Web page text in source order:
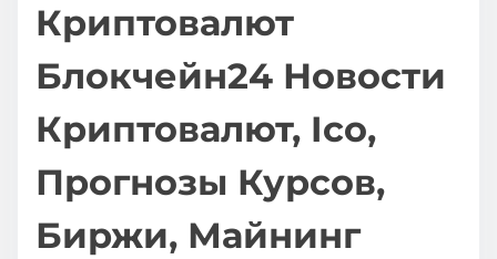
Криптовалют
Блокчейн24 Новости
Криптовалют, Ico,
Прогнозы Курсов,
Биржи, Майнинг